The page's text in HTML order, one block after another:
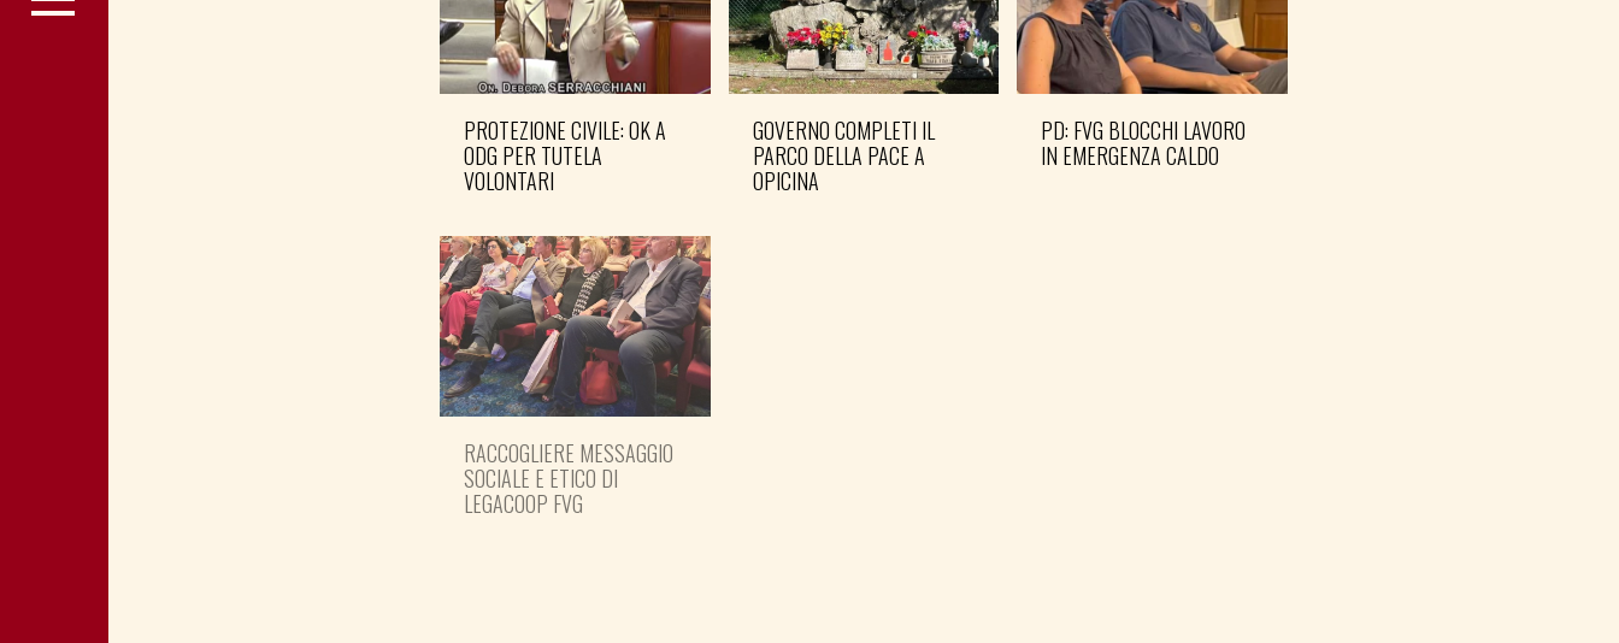
PROTEZIONE CIVILE: OK A
ODG PER TUTELA
VOLONTARI
GOVERNO COMPLETI IL
PARCO DELLA PACE A
OPICINA
PD: FVG BLOCCHI LAVORO
IN EMERGENZA CALDO
RACCOGLIERE MESSAGGIO
SOCIALE E ETICO DI
LEGACOOP FVG